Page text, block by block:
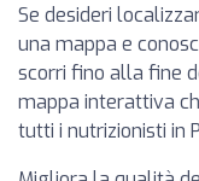
Se desideri
una mappa e
scorri fino alla fine
mappa interattiva
tutti i nutrizionisti in